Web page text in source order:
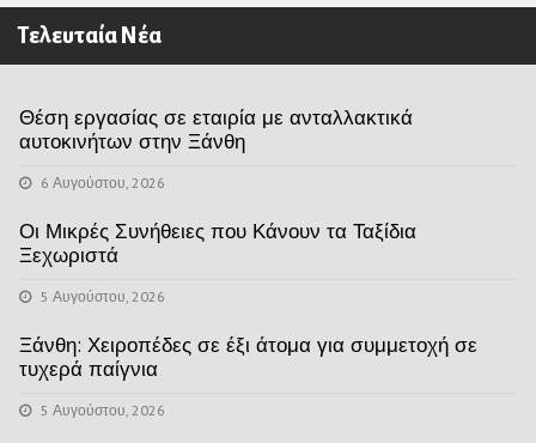
Τελευταία Νέα
Θέση εργασίας σε εταιρία με ανταλλακτικά
αυτοκινήτων στην Ξάνθη
6 Αυγούστου, 2026
Οι Μικρές Συνήθειες που Κάνουν τα Ταξίδια
Ξεχωριστά
5 Αυγούστου, 2026
Ξάνθη: Χειροπέδες σε έξι άτομα για συμμετοχή σε
τυχερά παίγνια
5 Αυγούστου, 2026